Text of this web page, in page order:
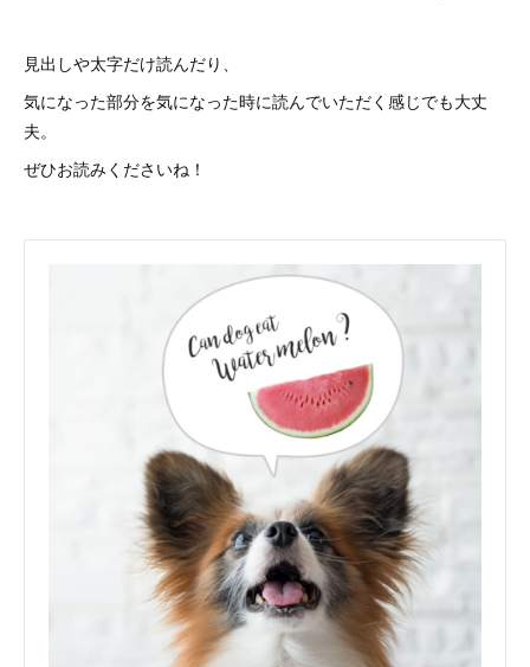
見出しや太字だけ読んだり、
気になった部分を気になった時に読んでいただく感じでも大丈
夫。
ぜひお読みくださいね！